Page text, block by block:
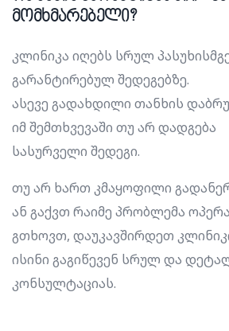
მომხმარებელი?
კლინიკა იღებს სრულ
გარანტირებულ შედეგებზე.
ასევე გადახდილი თანხის
იმ შემთხვევაში თუ არ დადგება
სასურველი შედეგი.
თუ არ ხართ კმაყოფილი
ან გაქვთ რაიმე პრობლემა
გთხოვთ, დაუკავშირდეთ
ისინი გაგიწევენ სრულ და
კონსულტაციას.